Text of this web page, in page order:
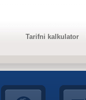
Tarifni kalkulator